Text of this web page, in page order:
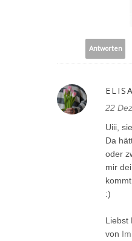
Antworten
22
Uiii,
Da
oder
mir
:)
Liebst
von